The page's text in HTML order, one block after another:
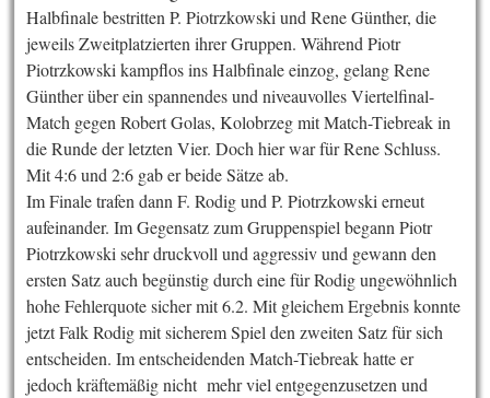
Halbfinale bestritten P. Piotrzkowski und Rene Günther, die
jeweils Zweitplatzierten ihrer Gruppen. Während Piotr
Piotrzkowski kampflos ins Halbfinale einzog, gelang Rene
Günther über ein spannendes und niveauvolles Viertelfinal-
Match gegen Robert Golas, Kolobrzeg mit Match-Tiebreak in
die Runde der letzten Vier. Doch hier war für Rene Schluss.
Mit 4:6 und 2:6 gab er beide Sätze ab.
Im Finale trafen dann F. Rodig und P. Piotrzkowski erneut
aufeinander. Im Gegensatz zum Gruppenspiel begann Piotr
Piotrzkowski sehr druckvoll und aggressiv und gewann den
ersten Satz auch begünstig durch eine für Rodig ungewöhnlich
hohe Fehlerquote sicher mit 6.2. Mit gleichem Ergebnis konnte
jetzt Falk Rodig mit sicherem Spiel den zweiten Satz für sich
entscheiden. Im entscheidenden Match-Tiebreak hatte er
jedoch kräftemäßig nicht mehr viel entgegenzusetzen und